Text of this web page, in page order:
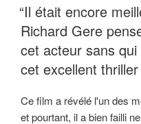
AM
“Il était encore
Richard Gere
cet acteur sans qui
cet excellent
Ce film a révélé l'un des
et pourtant, il a bien failli